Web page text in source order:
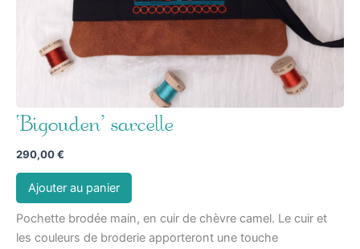
‘Bigouden’ sarcelle
290,00€
Ajouter au panier
Pochette brodée main, en cuir de chèvre camel. Le cuir et
les couleurs de broderie apporteront une touche